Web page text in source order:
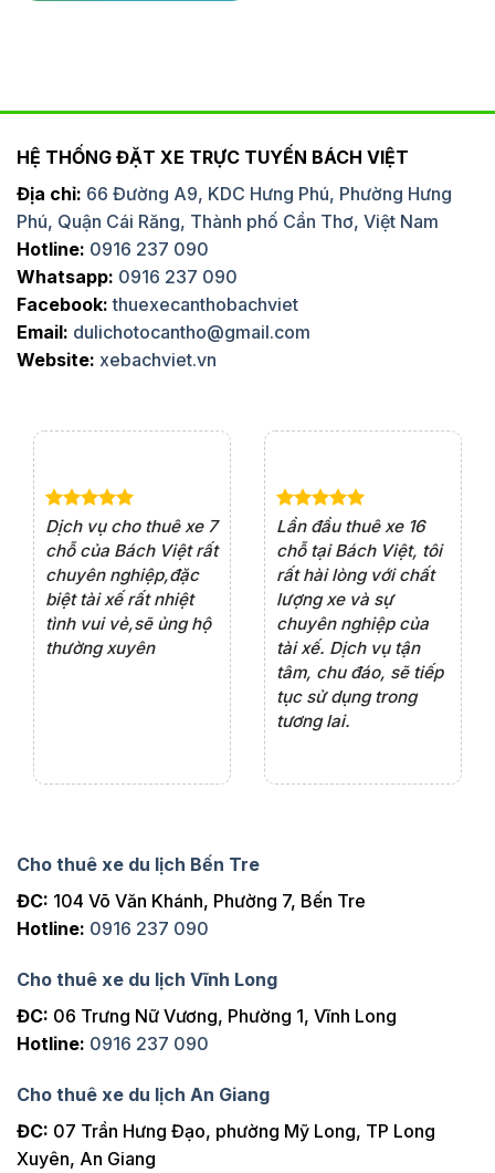
HỆ THỐNG ĐẶT XE TRỰC TUYẾN BÁCH VIỆT
Địa chỉ: 66 Đường A9, KDC Hưng Phú, Phường Hưng
Phú, Quận Cái Răng, Thành phố Cần Thơ, Việt Nam
Hotline: 0916 237 090
Whatsapp: 0916 237 090
Facebook: thuexecanthobachviet
Email: dulichotocantho@gmail.com
Website: xebachviet.vn
Dịch vụ cho thuê xe 7
chỗ của Bách Việt rất
chuyên nghiệp,đặc
biệt tài xế rất nhiệt
tình vui vẻ,sẽ ủng hộ
thường xuyên
Lần đầu thuê xe 16
chỗ tại Bách Việt, tôi
rất hài lòng với chất
lượng xe và sự
chuyên nghiệp của
tài xế. Dịch vụ tận
tâm, chu đáo, sẽ tiếp
tục sử dụng trong
tương lai.
Cho thuê xe du lịch Bến Tre
ĐC: 104 Võ Văn Khánh, Phường 7, Bến Tre
Hotline: 0916 237 090
Cho thuê xe du lịch Vĩnh Long
ĐC: 06 Trưng Nữ Vương, Phường 1, Vĩnh Long
Hotline: 0916 237 090
Cho thuê xe du lịch An Giang
ĐC: 07 Trần Hưng Đạo, phường Mỹ Long, TP Long
Xuyên, An Giang